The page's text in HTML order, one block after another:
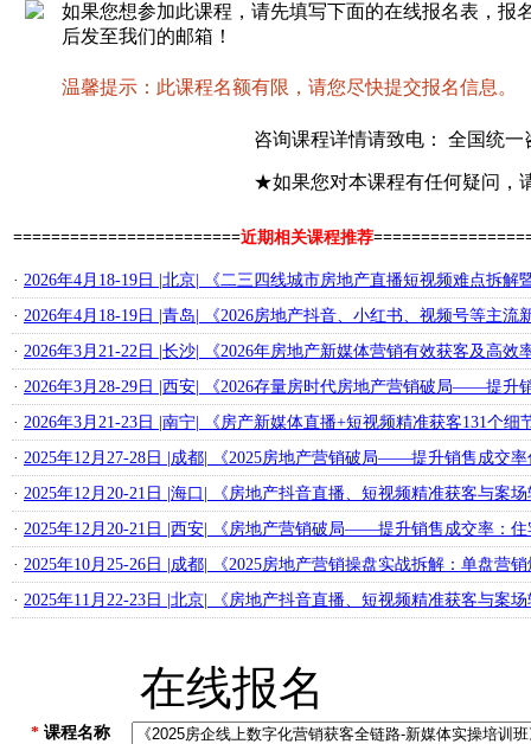
如果您想参加此课程，请先填写下面的在线报名表，报
后发至我们的邮箱！
温馨提示：此课程名额有限，请您尽快提交报名信息。
咨询课程详情请致电： 全国统
★如果您对本课程有任何疑问，
========================近期相关课程推荐
· 2026年4月18-19日 |北京| 《二三四线城市房地产直播短视频难点拆
· 2026年4月18-19日 |青岛| 《2026房地产抖音、小红书、视频号等主
· 2026年3月21-22日 |长沙| 《2026年房地产新媒体营销有效获客及高效
· 2026年3月28-29日 |西安| 《2026存量房时代房地产营销破局——提升
· 2026年3月21-23日 |南宁| 《房产新媒体直播+短视频精准获客131个
· 2025年12月27-28日 |成都| 《2025房地产营销破局——提升销售成交
· 2025年12月20-21日 |海口| 《房地产抖音直播、短视频精准获客与
· 2025年12月20-21日 |西安| 《房地产营销破局——提升销售成交率：
· 2025年10月25-26日 |成都| 《2025房地产营销操盘实战拆解：单盘营
· 2025年11月22-23日 |北京| 《房地产抖音直播、短视频精准获客与
在线报名
*课程名称